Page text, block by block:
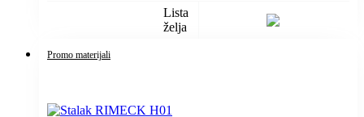
Lista
želja
Promo materijali